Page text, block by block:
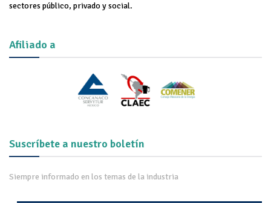
sectores público, privado y social.
Afiliado a
Suscríbete a nuestro boletín
Siempre informado en los temas de la industria